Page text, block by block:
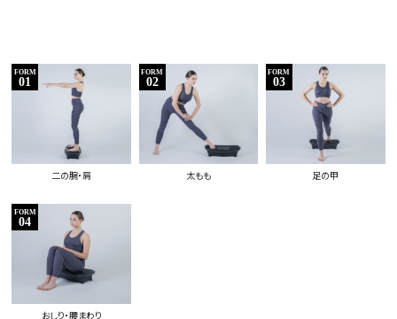
FORM
01
二の腕・肩
FORM
02
太もも
FORM
03
足の甲
FORM
04
おしり・腰まわり